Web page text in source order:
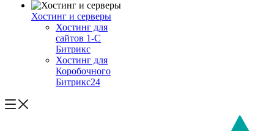
Хостинг и серверы
Хостинг для
сайтов 1-C
Битрикс
Хостинг для
Коробочного
Битрикс24